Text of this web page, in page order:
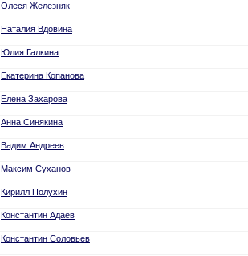
Олеся Железняк
Наталия Вдовина
Юлия Галкина
Екатерина Копанова
Елена Захарова
Анна Синякина
Вадим Андреев
Максим Суханов
Кирилл Полухин
Константин Адаев
Константин Соловьев